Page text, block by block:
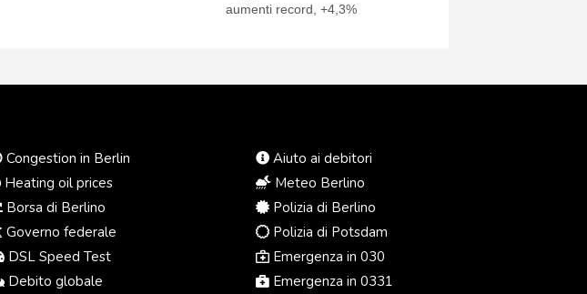
aumenti record, +4,3%
Congestion in Berlin
Heating oil prices
Borsa di Berlino
Governo federale
DSL Speed Test
Debito globale
Aiuto ai debitori
Meteo Berlino
Polizia di Berlino
Polizia di Potsdam
Emergenza in 030
Emergenza in 0331